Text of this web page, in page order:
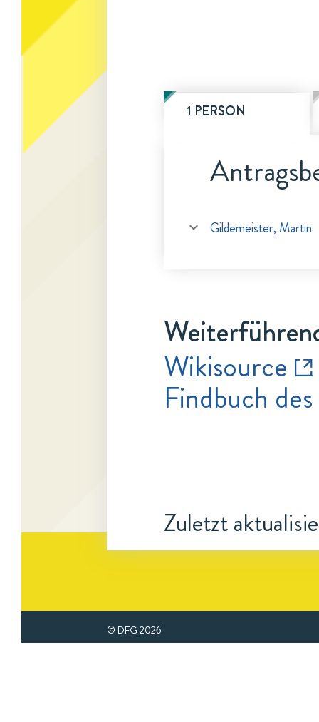
1 PERSON
Gildemeister, Martin
Wikisource
Findbuch
Zuletzt
© DFG 2026